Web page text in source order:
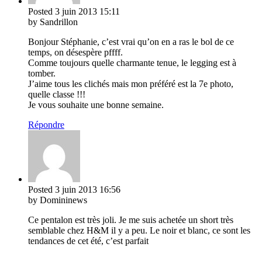
Posted 3 juin 2013 15:11
by Sandrillon
Bonjour Stéphanie, c’est vrai qu’on en a ras le bol de ce
temps, on désespère pffff.
Comme toujours quelle charmante tenue, le legging est à
tomber.
J’aime tous les clichés mais mon préféré est la 7e photo,
quelle classe !!!
Je vous souhaite une bonne semaine.
Répondre
Posted 3 juin 2013 16:56
by Domininews
Ce pentalon est très joli. Je me suis achetée un short très
semblable chez H&M il y a peu. Le noir et blanc, ce sont les
tendances de cet été, c’est parfait